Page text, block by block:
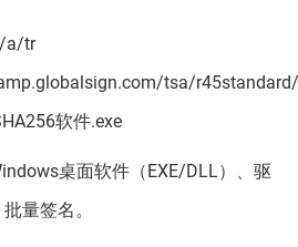
a/tr
tsa/
软件.exe
桌面软件（EXE/DLL）、驱
量签名。